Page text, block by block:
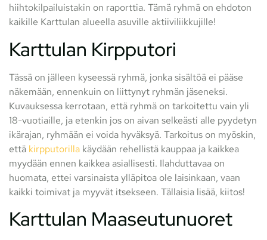
hiihtokilpailuistakin on raporttia. Tämä ryhmä on ehdoton
kaikille Karttulan alueella asuville aktiiviliikkujille!
Karttulan Kirpputori
Tässä on jälleen kyseessä ryhmä, jonka sisältöä ei pääse
näkemään, ennenkuin on liittynyt ryhmän jäseneksi.
Kuvauksessa kerrotaan, että ryhmä on tarkoitettu vain yli
18-vuotiaille, ja etenkin jos on aivan selkeästi alle pyydetyn
ikärajan, ryhmään ei voida hyväksyä. Tarkoitus on myöskin,
että kirpputorilla käydään rehellistä kauppaa ja kaikkea
myydään ennen kaikkea asiallisesti. Ilahduttavaa on
huomata, ettei varsinaista ylläpitoa ole laisinkaan, vaan
kaikki toimivat ja myyvät itsekseen. Tällaisia lisää, kiitos!
Karttulan Maaseutunuoret